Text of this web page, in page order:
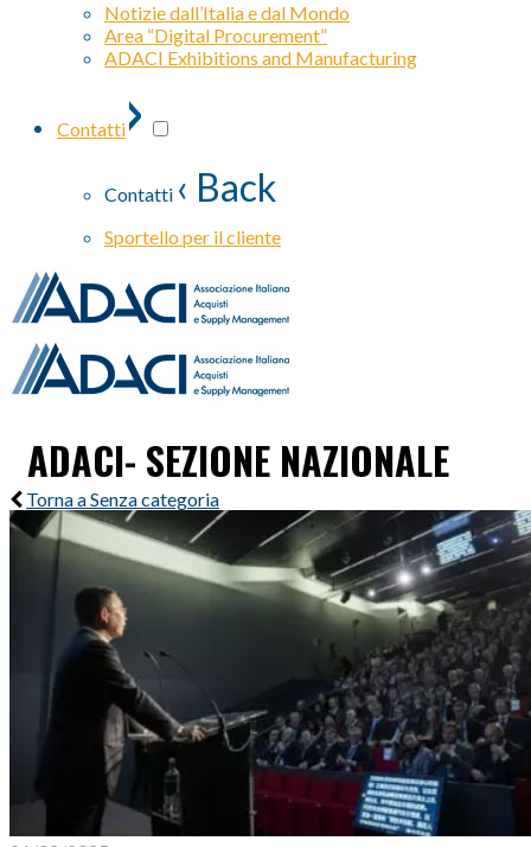
Notizie dall’Italia e dal Mondo
Area “Digital Procurement”
ADACI Exhibitions and Manufacturing
Contatti›
Contatti ‹ Back
Sportello per il cliente
ADACI- SEZIONE NAZIONALE
Torna a Senza categoria